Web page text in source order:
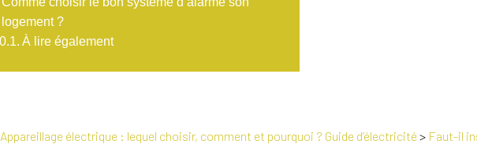
logement ?
À lire également
Appareillage électrique : lequel choisir, comment et pourquoi ? Guide d’électricité > Faut-il